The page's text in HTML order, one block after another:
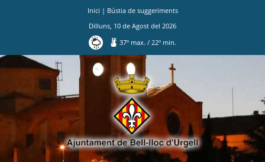
Inici | Bústia de suggeriments
Dilluns 10 de Agost del 2026
37º max./ 22º min.